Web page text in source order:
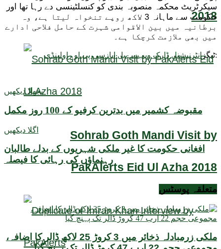
2018
Sohrab Goth Mandi Visit by
PakAlerts Eid Ul Azha 2018
سیکرٹریٹ محکمہ منصوبہ بندی کو کنسلٹینسی دے رہا تھا اور
حکومت سے ماہانہ 3 لاکھ روپے تنخواہ لیتا ہے، وہ
برطانیہ میں بین الاقوامی شہرت کے حامل فلاحی ادارے
میں بھی ملازمت کرچکا ہے۔
ٹیگز: انٹرنیشنل ڈارک ویبسہیل ایاز سی پی او راولپنڈی
پچھلا دیکھیں
مقبوضہ کشمیر میں بدترین کرفیو کے 100 روز مکمل
اگلا دیکھیں
افغانی حکومت کا غیر ملکی شہریوں کے بدلے طالبان
رہنماؤں کی رہائی کا فیصلہ
متعلقہ پوسٹس
ملکی زرمبادلہ ذخائر میں 3 کروڑ 25 لاکھ ڈالر کا اضافہ،